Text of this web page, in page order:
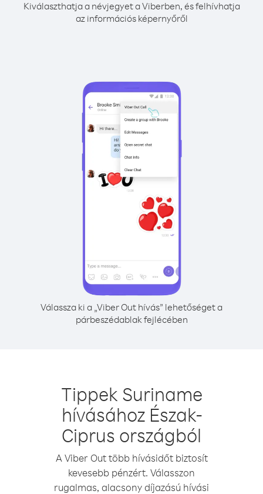
Kiválaszthatja a névjegyet a Viberben, és felhívhatja
az információs képernyőről
Válassza ki a „Viber Out hívás” lehetőséget a
párbeszédablak fejlécében
Tippek Suriname
hívásához Észak-
Ciprus országból
A Viber Out több hívásidőt biztosít
kevesebb pénzért. Válasszon
rugalmas, alacsony díjazású hívási